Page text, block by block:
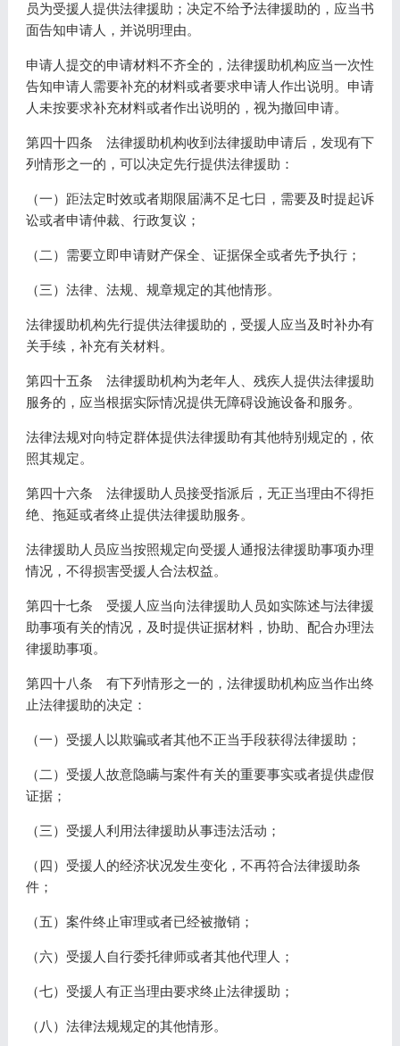
员为受援人提供法律援助；决定不给予法律援助的，应当书
面告知申请人，并说明理由。
申请人提交的申请材料不齐全的，法律援助机构应当一次性
告知申请人需要补充的材料或者要求申请人作出说明。申请
人未按要求补充材料或者作出说明的，视为撤回申请。
第四十四条 法律援助机构收到法律援助申请后，发现有下
列情形之一的，可以决定先行提供法律援助：
（一）距法定时效或者期限届满不足七日，需要及时提起诉
讼或者申请仲裁、行政复议；
（二）需要立即申请财产保全、证据保全或者先予执行；
（三）法律、法规、规章规定的其他情形。
法律援助机构先行提供法律援助的，受援人应当及时补办有
关手续，补充有关材料。
第四十五条 法律援助机构为老年人、残疾人提供法律援助
服务的，应当根据实际情况提供无障碍设施设备和服务。
法律法规对向特定群体提供法律援助有其他特别规定的，依
照其规定。
第四十六条 法律援助人员接受指派后，无正当理由不得拒
绝、拖延或者终止提供法律援助服务。
法律援助人员应当按照规定向受援人通报法律援助事项办理
情况，不得损害受援人合法权益。
第四十七条 受援人应当向法律援助人员如实陈述与法律援
助事项有关的情况，及时提供证据材料，协助、配合办理法
律援助事项。
第四十八条 有下列情形之一的，法律援助机构应当作出终
止法律援助的决定：
（一）受援人以欺骗或者其他不正当手段获得法律援助；
（二）受援人故意隐瞒与案件有关的重要事实或者提供虚假
证据；
（三）受援人利用法律援助从事违法活动；
（四）受援人的经济状况发生变化，不再符合法律援助条
件；
（五）案件终止审理或者已经被撤销；
（六）受援人自行委托律师或者其他代理人；
（七）受援人有正当理由要求终止法律援助；
（八）法律法规规定的其他情形。